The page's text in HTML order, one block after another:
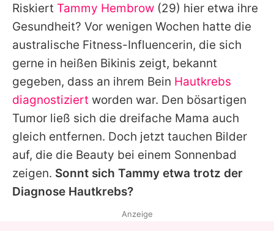
Impressum
Datenschutzerklärung
Nutzungsbedingungen
Utiq verwalten
Riskiert Tammy Hembrow (29) hier etwa ihre
Gesundheit? Vor wenigen Wochen hatte die
australische Fitness-Influencerin, die sich
gerne in heißen Bikinis zeigt, bekannt
gegeben, dass an ihrem Bein Hautkrebs
diagnostiziert worden war. Den bösartigen
Tumor ließ sich die dreifache Mama auch
gleich entfernen. Doch jetzt tauchen Bilder
auf, die die Beauty bei einem Sonnenbad
zeigen. Sonnt sich Tammy etwa trotz der
Diagnose Hautkrebs?
Anzeige